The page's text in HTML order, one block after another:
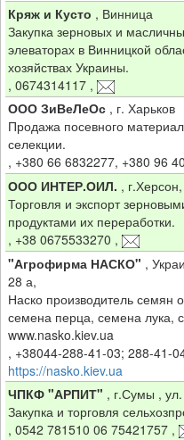
Кряж и Кусто , Винница
Закупка зерновых и
элеваторах в Винницкой
хозяйствах Украины.
, 0674314117,
ООО ЗиВеЛеОс, г. Харьков
Продажа посевного
селекции.
, +380 66 6832277, +380 96
ООО ИНТЕР.ОИЛ. ,
Торговля и экспорт
продуктами их переработки.
, +38 0675533270 ,
"Агрофирма НАСКО" ,
28 а,
Наско производитель семян
семена перца, семена лука,
www.nasko.kiev.ua
, +38044-288-41-03; 288-41-
https://nasko.kiev.ua
ЧПКФ "АРПИТ" , г.Сумы ,
Закупка и торговля
, 0542 781510 06 75421757,